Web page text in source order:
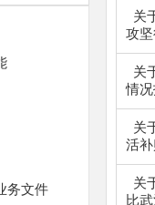
务文件
关
攻
关
情
关
活
关
比